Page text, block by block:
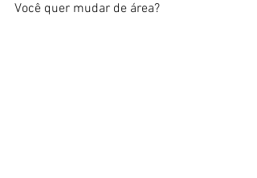
Você quer mudar de área?